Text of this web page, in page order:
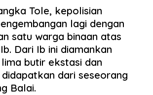
Tole, kepolisian
lagi dengan
satu warga binaan atas
Dari Ib ini diamankan
butir ekstasi dan
dari seseorang
Balai.